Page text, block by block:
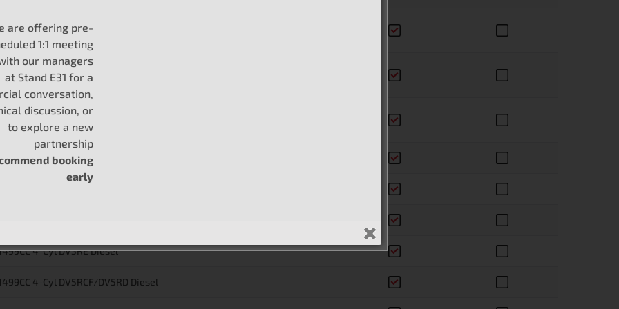
1499CC 4-Cyl DV5RC Diesel
1499CC 4-Cyl DV5RCF/DV5RD Diesel
0-Cyl ZK01/ZK02
Electric
4-Cyl DV5RE Diesel
4-Cyl DV5RE Diesel
4-Cyl DV5RCF/DV5RD Diesel
are offering pre-
1:1 meeting
our managers
at Stand E31 for a
conversation,
discussion, or
to explore a new
partnership
booking
early